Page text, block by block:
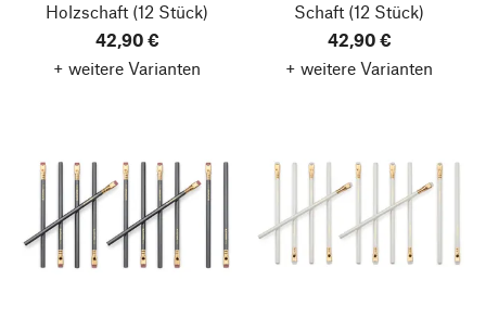
Holzschaft (12 Stück)
42,90 €
+ weitere Varianten
Schaft (12 Stück)
42,90 €
+ weitere Varianten